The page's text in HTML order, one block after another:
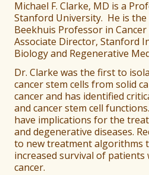
Michael F. Clarke, MD is a
Stanford University. He is the
Beekhuis Professor in
Associate Director, Stanford
Biology and Regenerative
Dr. Clarke was the first to
cancer stem cells from solid
cancer and has identified
and cancer stem cell
have implications for the
and degenerative diseases.
to new treatment algorithms
increased survival of
cancer.